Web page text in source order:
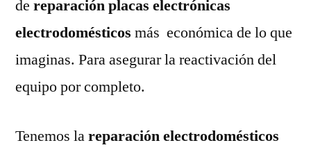
de reparación placas electrónicas
electrodomésticos más económica de lo que
imaginas. Para asegurar la reactivación del
equipo por completo.
Tenemos lareparación electrodomésticos